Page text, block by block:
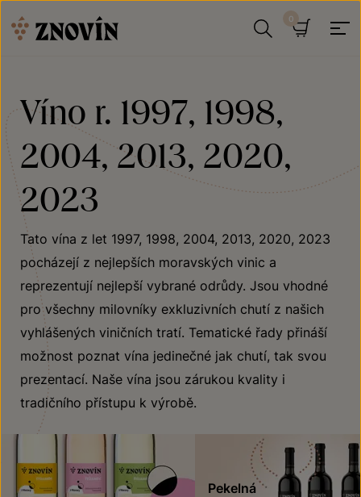
Víno r. 1997, 1998,
2004, 2013, 2020,
2023
Tato vína z let 1997, 1998, 2004, 2013, 2020, 2023
pocházejí z nejlepších moravských vinic a
reprezentují nejlepší vybrané odrůdy. Jsou vhodné
pro všechny milovníky exkluzivních chutí z našich
vyhlášených viničních tratí. Tematické řady přináší
možnost poznat vína jedinečné jak chutí, tak svou
prezentací. Naše vína jsou zárukou kvality i
tradičního přístupu k výrobě.
Pekelná